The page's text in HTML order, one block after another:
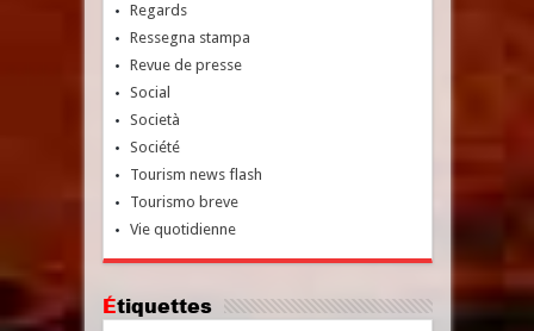
Regards
Ressegna stampa
Revue de presse
Social
Società
Société
Tourism news flash
Tourismo breve
Vie quotidienne
Étiquettes